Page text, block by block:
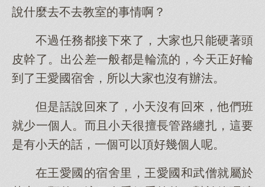
說什麼去不去教室的事情啊？
不過任務都接下來了，大家也只能硬著頭
皮幹了。出公差一般都是輪流的，今天正好輪
到了王愛國宿舍，所以大家也沒有辦法。
但是話說回來了，小天沒有回來，他們班
就少一個人。而且小天很擅長管路纏扎，這要
是有小天的話，一個可以頂好幾個人呢。
在王愛國的宿舍里，王愛國和武僧就屬於